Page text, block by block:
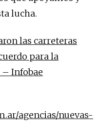
lucha.
las carreteras
para la
Infobae
agencias/nuevas-